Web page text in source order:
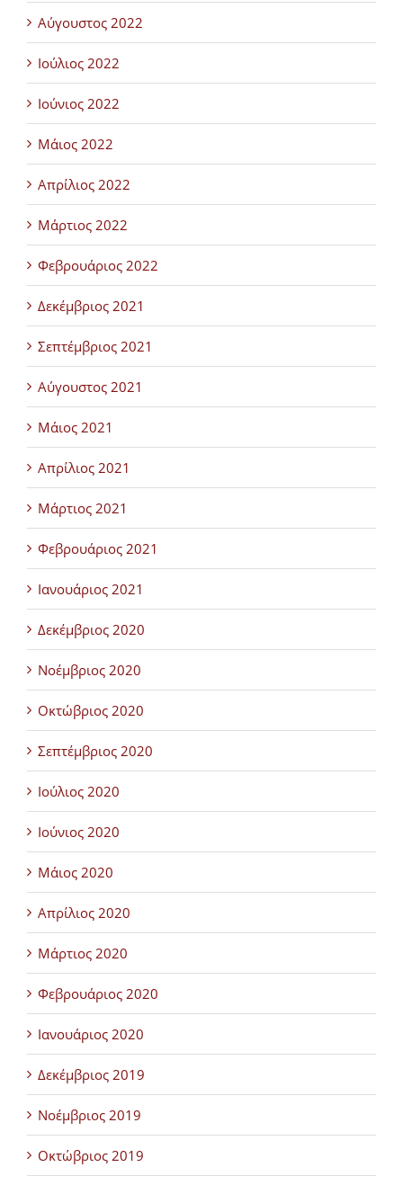
Αύγουστος 2022
Ιούλιος 2022
Ιούνιος 2022
Μάιος 2022
Απρίλιος 2022
Μάρτιος 2022
Φεβρουάριος 2022
Δεκέμβριος 2021
Σεπτέμβριος 2021
Αύγουστος 2021
Μάιος 2021
Απρίλιος 2021
Μάρτιος 2021
Φεβρουάριος 2021
Ιανουάριος 2021
Δεκέμβριος 2020
Νοέμβριος 2020
Οκτώβριος 2020
Σεπτέμβριος 2020
Ιούλιος 2020
Ιούνιος 2020
Μάιος 2020
Απρίλιος 2020
Μάρτιος 2020
Φεβρουάριος 2020
Ιανουάριος 2020
Δεκέμβριος 2019
Νοέμβριος 2019
Οκτώβριος 2019